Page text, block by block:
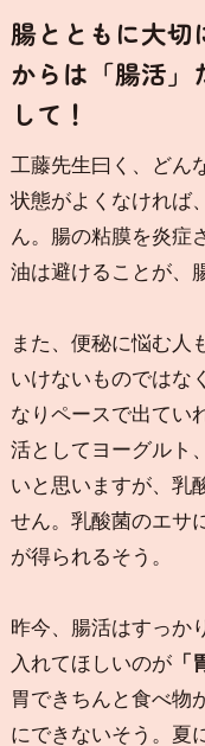
腸とともに大
からは「腸活
して！
工藤先生曰く、どん
状態がよくなければ
ん。腸の粘膜を炎症
油は避けることが、
また、便秘に悩む人
いけないものではな
なりペースで出てい
活としてヨーグルト
いと思いますが、乳
せん。乳酸菌のエサ
が得られるそう。
昨今、腸活はすっか
入れてほしいのが「
胃できちんと食べ物
にできないそう。夏